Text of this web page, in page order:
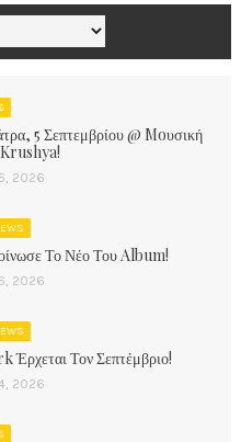
5 Σεπτεμβρίου @ Moυσική
2026
Το Νέο Του Album!
2026
Τον Σεπτέμβριο!
2026